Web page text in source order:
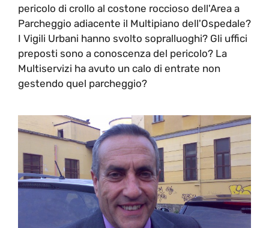
pericolo di crollo al costone roccioso dell'Area a
Parcheggio adiacente il Multipiano dell'Ospedale?
I Vigili Urbani hanno svolto sopralluoghi? Gli uffici
preposti sono a conoscenza del pericolo? La
Multiservizi ha avuto un calo di entrate non
gestendo quel parcheggio?